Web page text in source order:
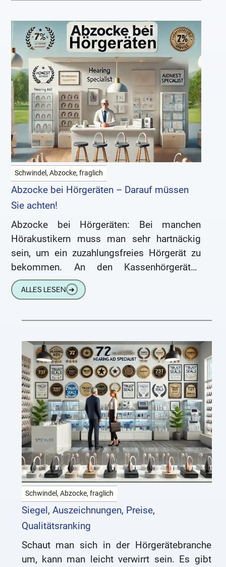
Schwindel, Abzocke, fraglich
Abzocke bei Hörgeräten – Darauf müssen
Sie achten!
Abzocke bei Hörgeräten: Bei manchen
Hörakustikern muss man sehr hartnäckig
sein, um ein zuzahlungsfreies Hörgerät zu
bekommen. An den Kassenhörgeräten
verdienen sie nicht genug. Deshalb
überreden sie ihre Kunden zu
ALLES LESEN ➔
Schwindel, Abzocke, fraglich
Siegel, Auszeichnungen, Preise,
Qualitätsranking
Schaut man sich in der Hörgerätebranche
um, kann man leicht verwirrt sein. Es gibt